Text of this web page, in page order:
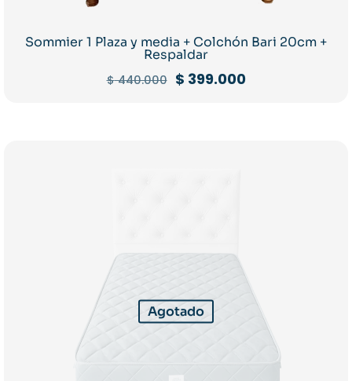
Sommier 1 Plaza y media + Colchón Bari 20cm +
Respaldar
$440.000 El
$ 399.000El
Agotado